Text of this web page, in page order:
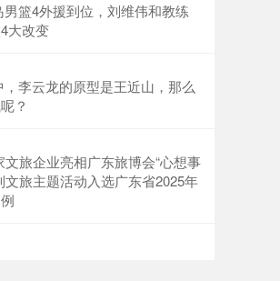
篮4外援到位，刘维伟和教练
大改变
李云龙的原型是王近山，那么
？
旅企业亮相广东旅博会“心想事
文旅主题活动入选广东省2025年